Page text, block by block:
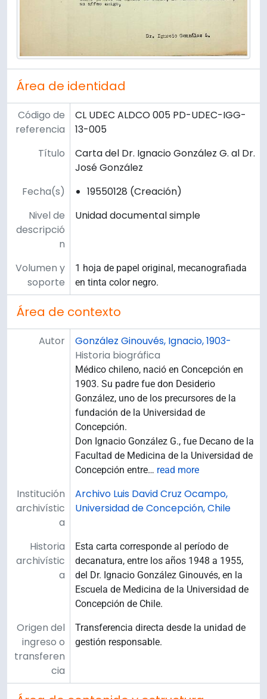
Área de identidad
Código de
referencia
CL UDEC ALDCO 005 PD-UDEC-IGG-
13-005
Título
Carta del Dr. Ignacio González G. al Dr.
José González
Fecha(s)
19550128 (Creación)
Nivel de
descripció
n
Unidad documental simple
Volumen y
soporte
1 hoja de papel original, mecanografiada
en tinta color negro.
Área de contexto
Autor
González Ginouvés, Ignacio, 1903-
Historia biográfica
Médico chileno, nació en Concepción en
1903. Su padre fue don Desiderio
González, uno de los precursores de la
fundación de la Universidad de
Concepción.
Don Ignacio González G., fue Decano de la
Facultad de Medicina de la Universidad de
Concepción entre… read more
Institución
archivístic
a
Archivo Luis David Cruz Ocampo,
Universidad de Concepción, Chile
Historia
archivístic
a
Esta carta corresponde al período de
decanatura, entre los años 1948 a 1955,
del Dr. Ignacio González Ginouvés, en la
Escuela de Medicina de la Universidad de
Concepción de Chile.
Origen del
ingreso o
transferen
cia
Transferencia directa desde la unidad de
gestión responsable.